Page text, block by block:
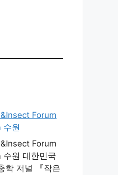
Forum
수원
Forum
수원 대한민국
학 저널 『작은